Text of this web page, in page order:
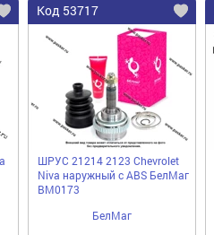
Код 53717
ШРУС 21214 2123 Chevrolet
Niva наружный с ABS БелМаг
BM0173
БелМаг